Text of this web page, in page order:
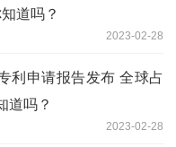
道吗？
2023-02-28
利申请报告发布 全球占
道吗？
2023-02-28